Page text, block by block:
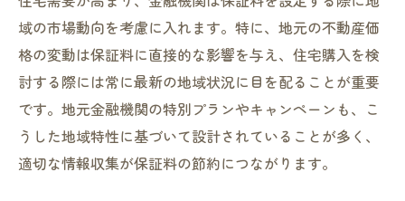
域の市場動向を考慮に入れます。特に、地元の不動産価
格の変動は保証料に直接的な影響を与え、住宅購入を検
討する際には常に最新の地域状況に目を配ることが重要
です。地元金融機関の特別プランやキャンペーンも、こ
うした地域特性に基づいて設計されていることが多く、
適切な情報収集が保証料の節約につながります。